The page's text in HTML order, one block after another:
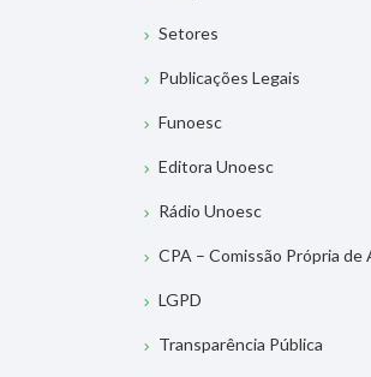
Setores
Publicações Legais
Funoesc
Editora Unoesc
Rádio Unoesc
CPA – Comissão Própria de
LGPD
Transparência Pública